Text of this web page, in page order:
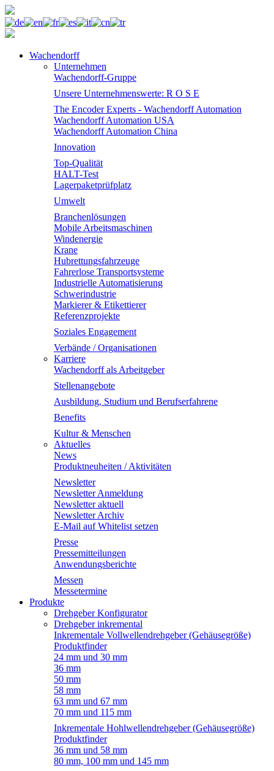
Wachendorff
Unternehmen
Wachendorff-Gruppe
Unsere Unternehmenswerte: R O S E
The Encoder Experts - Wachendorff Automation
Wachendorff Automation USA
Wachendorff Automation China
Innovation
Top-Qualität
HALT-Test
Lagerpaketprüfplatz
Umwelt
Branchenlösungen
Mobile Arbeitsmaschinen
Windenergie
Krane
Hubrettungsfahrzeuge
Fahrerlose Transportsysteme
Industrielle Automatisierung
Schwerindustrie
Markierer & Etikettierer
Referenzprojekte
Soziales Engagement
Verbände / Organisationen
Karriere
Wachendorff als Arbeitgeber
Stellenangebote
Ausbildung, Studium und Berufserfahrene
Benefits
Kultur & Menschen
Aktuelles
News
Produktneuheiten / Aktivitäten
Newsletter
Newsletter Anmeldung
Newsletter aktuell
Newsletter Archiv
E-Mail auf Whitelist setzen
Presse
Pressemitteilungen
Anwendungsberichte
Messen
Messetermine
Produkte
Drehgeber Konfigurator
Drehgeber inkremental
Inkrementale Vollwellendrehgeber (Gehäusegröße)
Produktfinder
24 mm und 30 mm
36 mm
50 mm
58 mm
63 mm und 67 mm
70 mm und 115 mm
Inkrementale Hohlwellendrehgeber (Gehäusegröße)
Produktfinder
36 mm und 58 mm
80 mm, 100 mm und 145 mm